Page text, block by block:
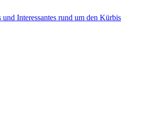
und Interessantes rund um den Kürbis